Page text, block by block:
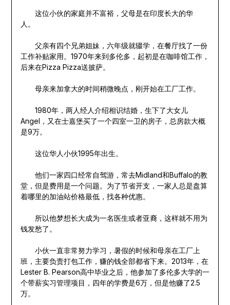
这位小伙的家庭并不富裕，父母是在印度长大的华
人。
父亲有四个兄弟姐妹，六年级就辍学，在餐厅找了一份
工作补贴家用。1970年来到多伦多，起初是在咖啡馆工作，
后来在Pizza Pizza送披萨。
母亲来加拿大的时间稍微晚点，刚开始在工厂工作。
1980年，两人经人介绍相识结婚，生下了大女儿
Angel，又在士嘉堡买了一个四室一卫的房子，总房款大概
是9万。
这位华人小伙1995年出生。
他们一家四口经常自驾游，常去Midland和Buffalo的教
堂，但是费用是一个问题。为了节省开支，一家人总是盘算
着哪里的加油站价格最低，找各种优惠。
所以他梦想长大成为一名医生或者亚裔，这样就不用为
钱发愁了。
小伙一直非常努力学习，暑假的时候和母亲在工厂上
班，主要负责打包工作，赚的钱全部都省下来。2013年，在
Lester B. Pearson高中毕业之后，他参加了多伦多大学的一
个带薪实习管理项目，四年的学费是6万，但是他赚了2.5
万。